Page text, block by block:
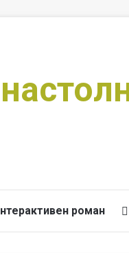
роман